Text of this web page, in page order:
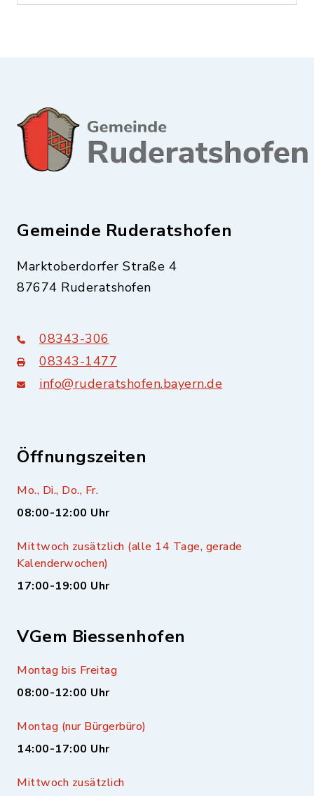
Gemeinde Ruderatshofen
Marktoberdorfer Straße 4
87674 Ruderatshofen
08343-306
08343-1477
info@ruderatshofen.bayern.de
Öffnungszeiten
Mo., Di., Do., Fr.
08:00-12:00 Uhr
Mittwoch zusätzlich (alle 14 Tage, gerade
Kalenderwochen)
17:00-19:00 Uhr
VGem Biessenhofen
Montag bis Freitag
08:00-12:00 Uhr
Montag (nur Bürgerbüro)
14:00-17:00 Uhr
Mittwoch zusätzlich